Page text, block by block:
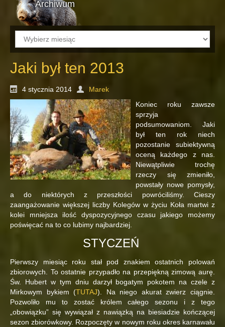
Archiwum
Archiwum
Jaki był ten 2013
4 stycznia 2014
Marek
Koniec roku zawsze
sprzyja
podsumowaniom. Jaki
był ten rok niech
pozostanie subiektywną
oceną każdego z nas.
Niewątpliwie trochę
rzeczy się zmieniło,
powstały nowe pomysły,
a do niektórych z przeszłości powróciliśmy. Cieszy
zaangażowanie większej liczby Kolegów w życiu Koła martwi z
kolei mniejsza ilość dyspozycyjnego czasu jakiego możemy
poświęcać na to co lubimy najbardziej.
STYCZEŃ
Pierwszy miesiąc roku stał pod znakiem ostatnich polowań
zbiorowych. To ostatnie przypadło na przepiękną zimową aurę.
Św. Hubert w tym dniu darzył bogatym pokotem na czele z
Mirkowym bykiem (TUTAJ). Na niego akurat zwierz ciągnie.
Pozwoliło mu to zostać królem całego sezonu i z tego
„obowiązku” się wywiązał z nawiązką na biesiadzie kończącej
sezon zbiorówkowy. Rozpoczęty w nowym roku okres karnawału